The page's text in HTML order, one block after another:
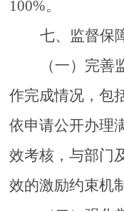
100%。
七、监督保
（一）完善
作完成情况，包
依申请公开办理
效考核，与部门
效的激励约束机